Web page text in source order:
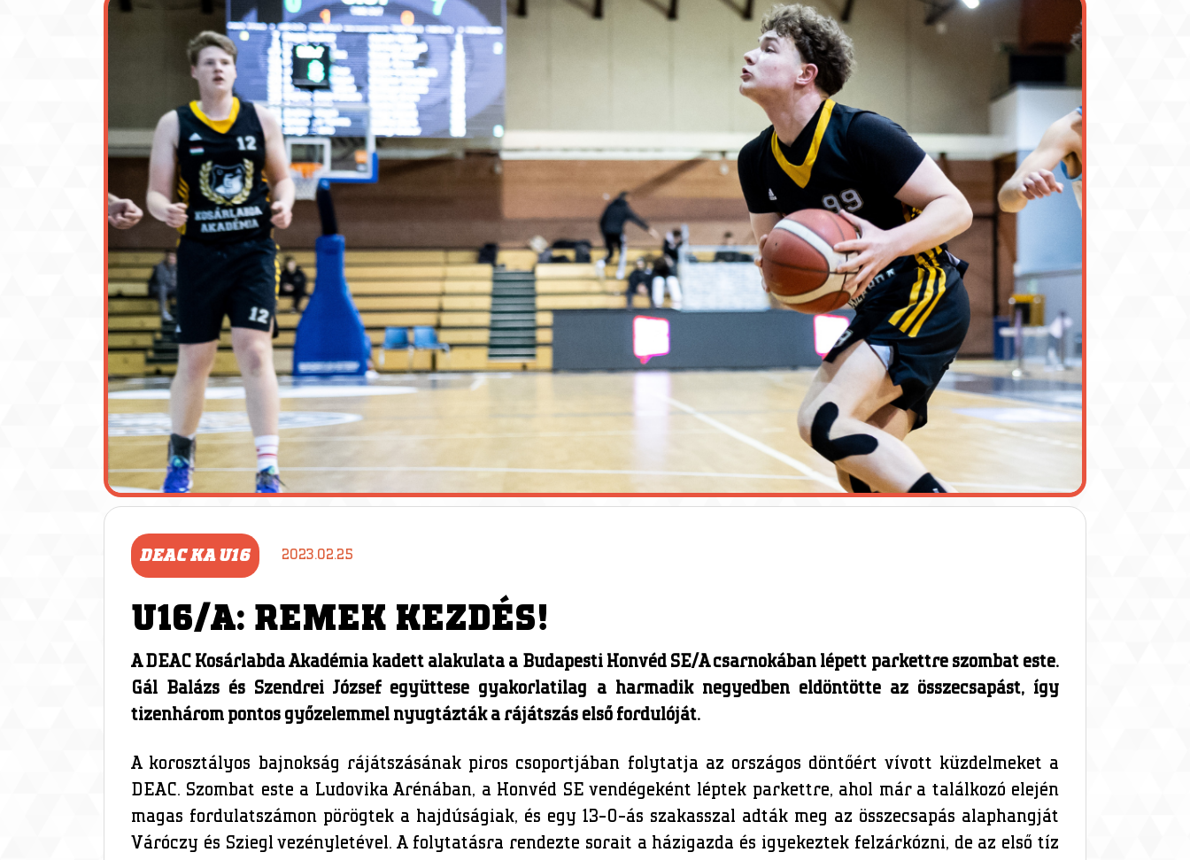
DEAC KA U16 2023.02.25
U16/A: REMEK KEZDÉS!
A DEAC Kosárlabda Akadémia kadett alakulata a Budapesti Honvéd SE/A csarnokában lépett parkettre szombat este.
Gál Balázs és Szendrei József együttese gyakorlatilag a harmadik negyedben eldöntötte az összecsapást, így
tizenhárom pontos győzelemmel nyugtázták a rájátszás első fordulóját.
A korosztályos bajnokság rájátszásának piros csoportjában folytatja az országos döntőért vívott küzdelmeket a
DEAC. Szombat este a Ludovika Arénában, a Honvéd SE vendégeként léptek parkettre, ahol már a találkozó elején
magas fordulatszámon pörögtek a hajdúságiak, és egy 13-0-ás szakasszal adták meg az összecsapás alaphangját
Váróczy és Sziegl vezényletével. A folytatásra rendezte sorait a házigazda és igyekeztek felzárkózni, de az első tíz